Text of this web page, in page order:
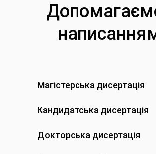
Магістерська дисертація
Кандидатська дисертація
Докторська дисертація